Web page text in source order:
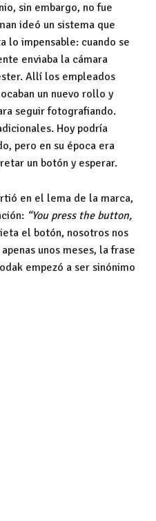
sin embargo, no fue
ideó un sistema que
lo impensable: cuando se
enviaba la cámara
Allí los empleados
un nuevo rollo y
seguir fotografiando.
Hoy podría
pero en su época era
un botón y esperar.
en el lema de la marca,
“You press the button,
el botón, nosotros nos
unos meses, la frase
empezó a ser sinónimo